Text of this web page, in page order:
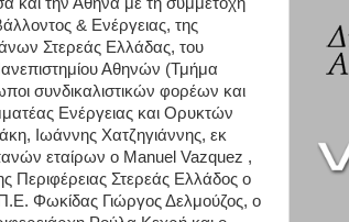
και την Αθήνα με τη συμμετοχή
& Ενέργειας, της
Στερεάς Ελλάδας, του
Αθηνών (Τμήμα
συνδικαλιστικών φορέων και
Ενέργειας και Ορυκτών
Ιωάννης Χατζηγιάννης, εκ
εταίρων ο Manuel Vazquez ,
Περιφέρειας Στερεάς Ελλάδος ο
Π.Ε. Φωκίδας Γιώργος Δελμούζος, ο